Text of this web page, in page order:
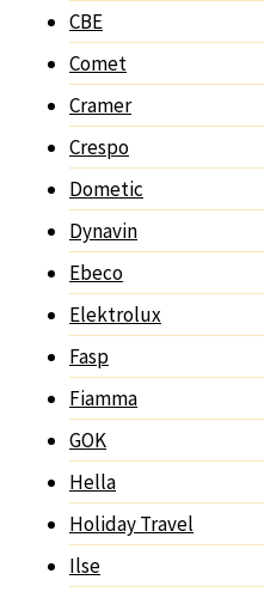
CBE
Comet
Cramer
Crespo
Dometic
Dynavin
Ebeco
Elektrolux
Fasp
Fiamma
GOK
Hella
Holiday Travel
Ilse